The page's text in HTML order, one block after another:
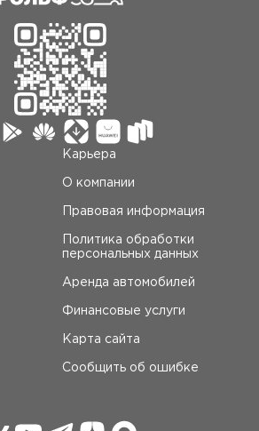
Карьера
О компании
Правовая информация
Политика обработки
персональных данных
Аренда автомобилей
Финансовые услуги
Карта сайта
Сообщить об ошибке